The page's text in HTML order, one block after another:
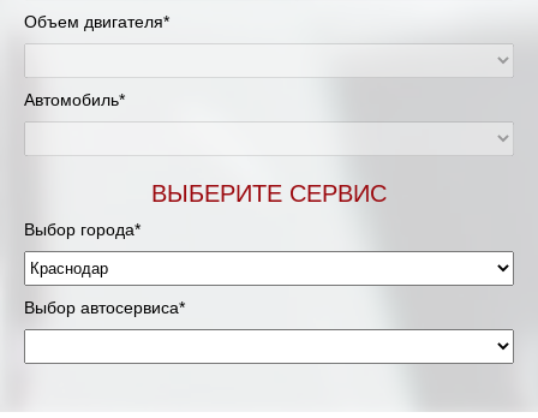
Объем двигателя*
Автомобиль*
ВЫБЕРИТЕ СЕРВИС
Выбор города*
Выбор автосервиса*